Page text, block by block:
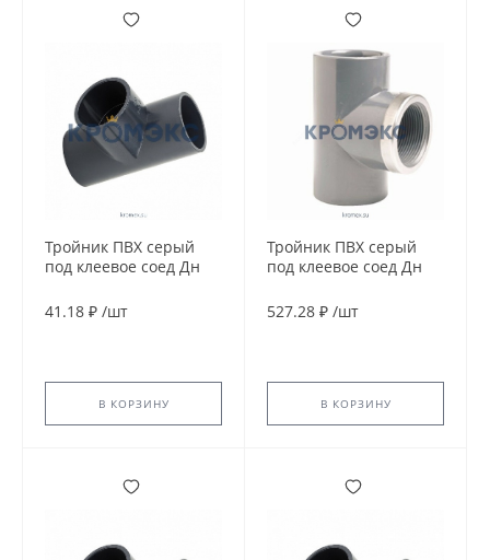
Тройник ПВХ серый
под клеевое соед Дн
напорный EFFAST
41.18 ₽ /шт
В КОРЗИНУ
Тройник ПВХ серый
под клеевое соед Дн
напорный EFFAST
527.28 ₽ /шт
В КОРЗИНУ